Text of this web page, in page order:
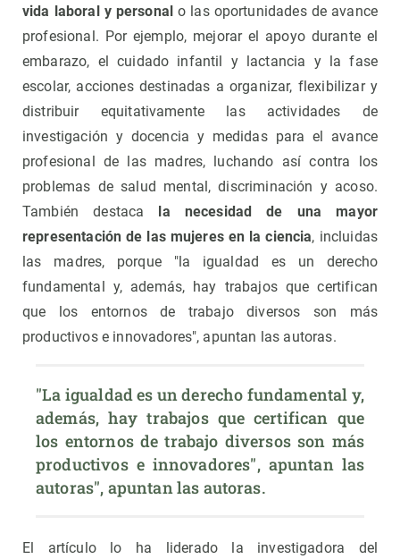
vida laboral y personalo las oportunidades de avance
profesional. Por ejemplo, mejorar el apoyo durante el
embarazo, el cuidado infantil y lactancia y la fase
escolar, acciones destinadas a organizar, flexibilizar y
distribuir equitativamente las actividades de
investigación y docencia y medidas para el avance
profesional de las madres, luchando así contra los
problemas de salud mental, discriminación y acoso.
También destaca
la necesidad de una mayor
representación de las mujeres en la ciencia, incluidas
las madres, porque "la igualdad es un derecho
fundamental y, además, hay trabajos que certifican
que los entornos de trabajo diversos son más
productivos e innovadores", apuntan las autoras.
"La igualdad es un derecho fundamental y,
además, hay trabajos que certifican que
los entornos de trabajo diversos son más
productivos e innovadores", apuntan las
autoras", apuntan las autoras.
El artículo lo ha liderado la investigadora del